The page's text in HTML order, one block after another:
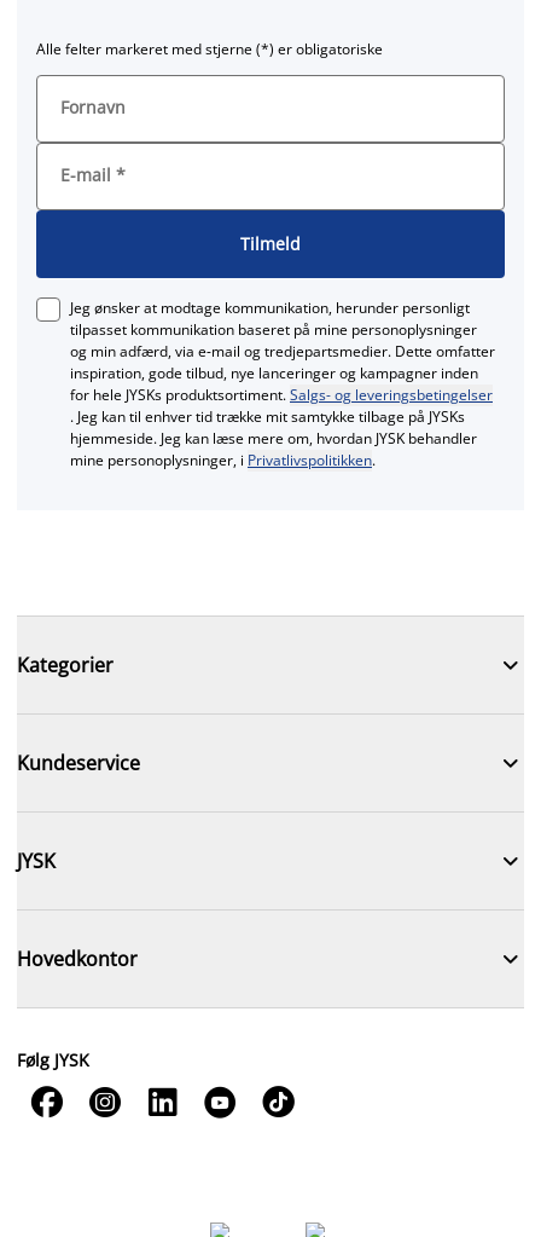
Alle felter markeret med stjerne (*) er obligatoriske
Fornavn
E-mail *
Tilmeld
Jeg ønsker at modtage kommunikation, herunder personligt
tilpasset kommunikation baseret på mine personoplysninger
og min adfærd, via e‑mail og tredjepartsmedier. Dette omfatter
inspiration, gode tilbud, nye lanceringer og kampagner inden
for hele JYSKs produktsortiment.Salgs- og leveringsbetingelser
. Jeg kan til enhver tid trække mit samtykke tilbage på JYSKs
hjemmeside. Jeg kan læse mere om, hvordan JYSK behandler
mine personoplysninger, i Privatlivspolitikken.
Kategorier 
Kundeservice 
JYSK 
Hovedkontor 
Følg JYSK
    